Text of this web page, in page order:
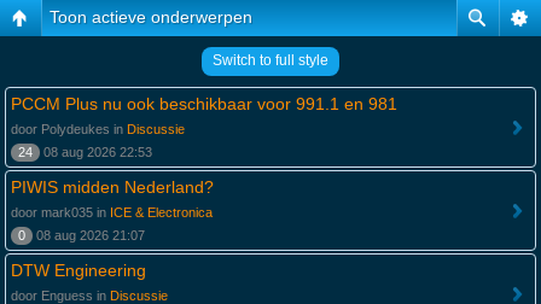
Toon actieve onderwerpen
Switch to full style
PCCM Plus nu ook beschikbaar voor 991.1 en 981
door Polydeukes in Discussie
24
08 aug 2026 22:53
PIWIS midden Nederland?
door mark035 in ICE & Electronica
0
08 aug 2026 21:07
DTW Engineering
door Enguess in Discussie